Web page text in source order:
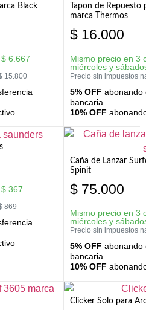
Black
$ 6.667
15.800
Tapon de Repuesto
marca Thermos
$ 16.000
Mismo precio en 3
miércoles y
Precio sin impuestos
5% OFF abonando
bancaria
10% OFF
$ 367
869
Caña de Lanzar
Spinit
$ 75.000
Mismo precio en 3
miércoles y
Precio sin impuestos
5% OFF abonando
bancaria
10% OFF
Clicker Solo para